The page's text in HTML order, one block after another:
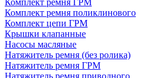
Комплект ремня поликлинового
Комплект цепи ГРМ
Крышки клапанные
Насосы масляные
Натяжитель ремня (без ролика)
Натяжитель ремня ГРМ
Натяжитель ремня приводного